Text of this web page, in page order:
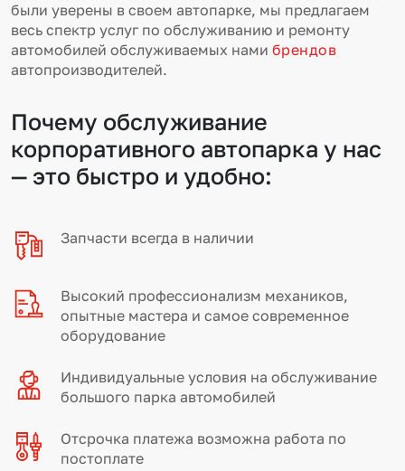
были уверены в своем автопарке, мы предлагаем
весь спектр услуг по обслуживанию и ремонту
автомобилей обслуживаемых нами брендов
автопроизводителей.
Почему обслуживание
корпоративного автопарка у нас
— это быстро и удобно:
Запчасти всегда в наличии
Высокий профессионализм механиков,
опытные мастера и самое современное
оборудование
Индивидуальные условия на обслуживание
большого парка автомобилей
Отсрочка платежа возможна работа по
постоплате